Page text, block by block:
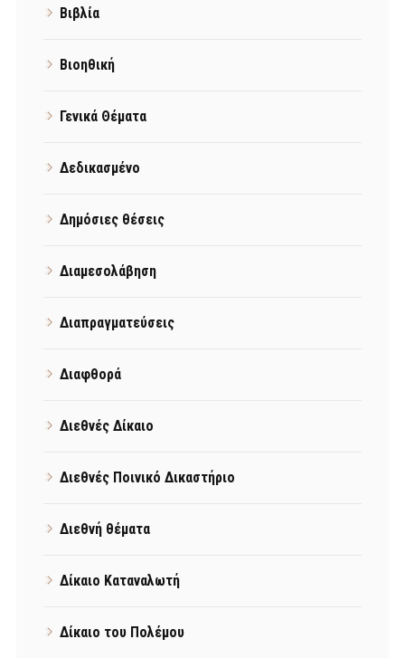
Βιβλία
Βιοηθική
Γενικά Θέματα
Δεδικασμένο
Δημόσιες θέσεις
Διαμεσολάβηση
Διαπραγματεύσεις
Διαφθορά
Διεθνές Δίκαιο
Διεθνές Ποινικό Δικαστήριο
Διεθνή θέματα
Δίκαιο Καταναλωτή
Δίκαιο του Πολέμου